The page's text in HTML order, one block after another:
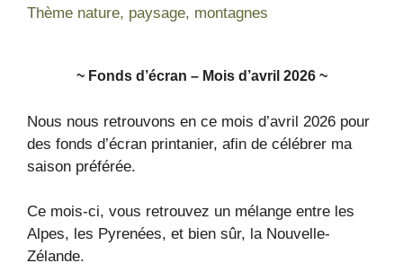
~ Fonds d’écran – Mois d’avril 2026 ~
Nous nous retrouvons en ce mois d’avril 2026 pour
des fonds d’écran printanier, afin de célébrer ma
saison préférée.
Ce mois-ci, vous retrouvez un mélange entre les
Alpes, les Pyrenées, et bien sûr, la Nouvelle-
Zélande.